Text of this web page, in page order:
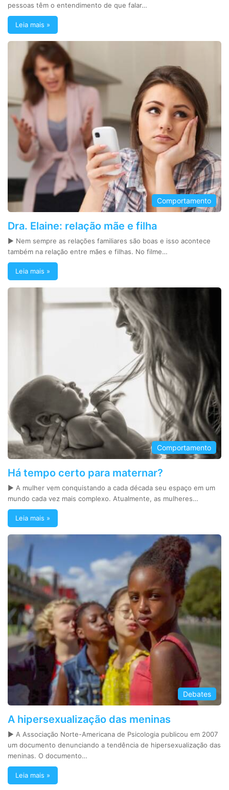
pessoas têm o entendimento de que falar…
Leia mais »
Comportamento
Dra. Elaine: relação mãe e filha
► Nem sempre as relações familiares são boas e isso acontece
também na relação entre mães e filhas. No filme…
Leia mais »
Comportamento
Há tempo certo para maternar?
► A mulher vem conquistando a cada década seu espaço em um
mundo cada vez mais complexo. Atualmente, as mulheres…
Leia mais »
Debates
A hipersexualização das meninas
► A Associação Norte-Americana de Psicologia publicou em 2007
um documento denunciando a tendência de hipersexualização das
meninas. O documento…
Leia mais »